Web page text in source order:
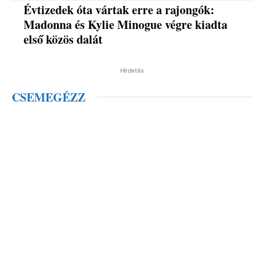
Évtizedek óta vártak erre a rajongók:
Madonna és Kylie Minogue végre kiadta
első közös dalát
Hirdetés
CSEMEGÉZZ